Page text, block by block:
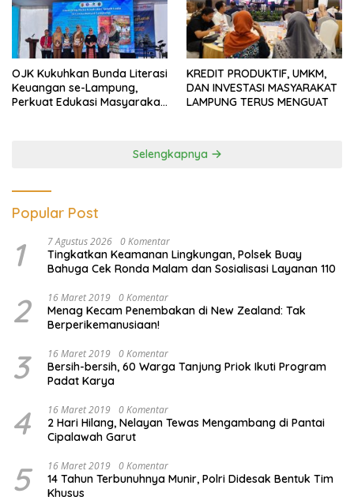
OJK Kukuhkan Bunda Literasi
Keuangan se-Lampung,
Perkuat Edukasi Masyarakat
KREDIT PRODUKTIF, UMKM,
DAN INVESTASI MASYARAKAT
LAMPUNG TERUS MENGUAT
Selengkapnya
Popular Post
1 7 Agustus 2026 0 Komentar
Tingkatkan Keamanan Lingkungan, Polsek Buay
Bahuga Cek Ronda Malam dan Sosialisasi Layanan 110
2 16 Maret 2019 0 Komentar
Menag Kecam Penembakan di New Zealand: Tak
Berperikemanusiaan!
3 16 Maret 2019 0 Komentar
Bersih-bersih, 60 Warga Tanjung Priok Ikuti Program
Padat Karya
4 16 Maret 2019 0 Komentar
2 Hari Hilang, Nelayan Tewas Mengambang di Pantai
Cipalawah Garut
5 16 Maret 2019 0 Komentar
14 Tahun Terbunuhnya Munir, Polri Didesak Bentuk Tim
Khusus